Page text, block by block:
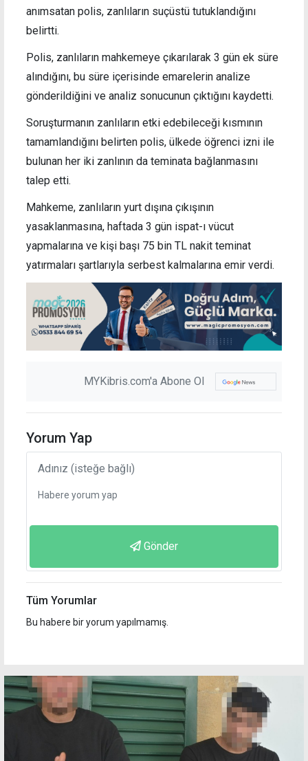
anımsatan polis, zanlıların suçüstü tutuklandığını
belirtti.
Polis, zanlıların mahkemeye çıkarılarak 3 gün ek süre
alındığını, bu süre içerisinde emarelerin analize
gönderildiğini ve analiz sonucunun çıktığını kaydetti.
Soruşturmanın zanlıların etki edebileceği kısmının
tamamlandığını belirten polis, ülkede öğrenci izni ile
bulunan her iki zanlının da teminata bağlanmasını
talep etti.
Mahkeme, zanlıların yurt dışına çıkışının
yasaklanmasına, haftada 3 gün ispat-ı vücut
yapmalarına ve kişi başı 75 bin TL nakit teminat
yatırmaları şartlarıyla serbest kalmalarına emir verdi.
MYKibris.com'a Abone Ol
Yorum Yap
Gönder
Tüm Yorumlar
Bu habere bir yorum yapılmamış.